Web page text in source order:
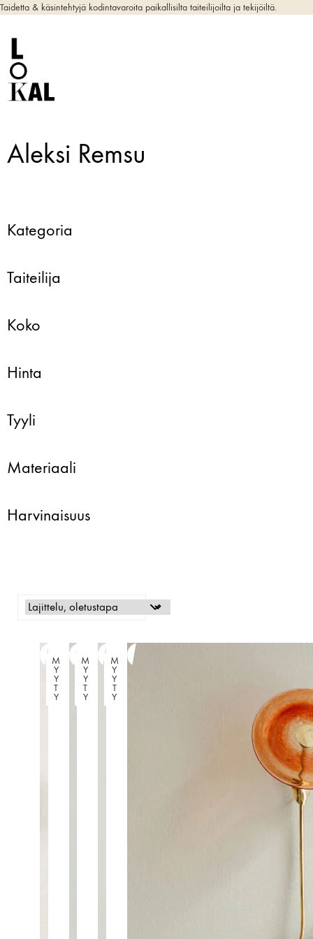
Taidetta & käsintehtyjä kodintavaroita paikallisilta taiteilijoilta ja tekijöiltä.
Aleksi Remsu
M
Y
Y
T
Y
M
Y
Y
T
Y
M
Y
Y
T
Y
Kategoria
Taiteilija
Koko
Hinta
Tyyli
Materiaali
Harvinaisuus